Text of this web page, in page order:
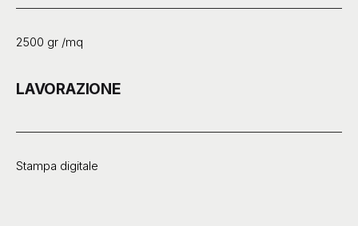
2500 gr /mq
LAVORAZIONE
Stampa digitale